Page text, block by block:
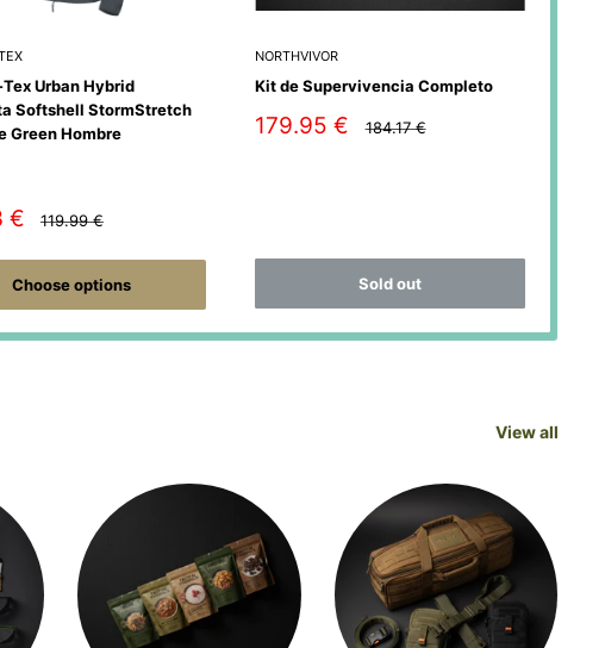
Urban Hybrid
Softshell StormStretch
Green Hombre
€
Regular
119.99 €
Choose options
NORTHVIVOR
Kit de Supervivencia Completo
Sale
179.95 €
Regular
184.17 €
Sold out
View all